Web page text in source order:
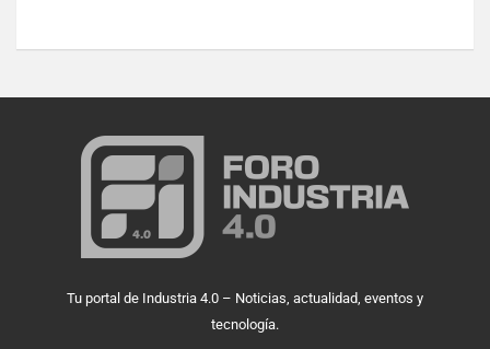
Tu portal de Industria 4.0 – Noticias, actualidad, eventos y
tecnología.